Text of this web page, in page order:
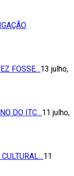
FOSSE…13 julho,
DO ITC…11 julho,
11